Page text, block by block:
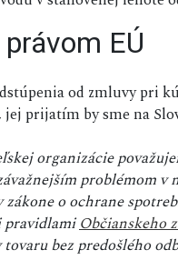
EÚ
od zmluvy pri
jej prijatím by sme na
organizácie
problémom v
zákone o ochrane
pravidlamiObčianskeho
tovaru bez predošlého